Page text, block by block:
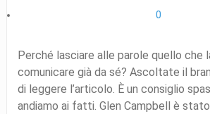
0
Perché lasciare alle parole quello che
comunicare già da sé? Ascoltate il
di leggere l’articolo. È un consiglio
andiamo ai fatti. Glen Campbell è